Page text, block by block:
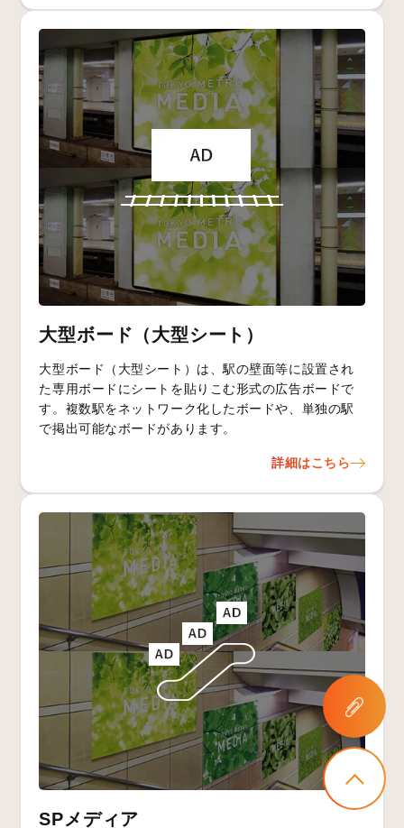
大型ボード（大型シート）
大型ボード（大型シート）は、駅の壁面等に設置され
た専用ボードにシートを貼りこむ形式の広告ボードで
す。複数駅をネットワーク化したボードや、単独の駅
で掲出可能なボードがあります。
詳細はこちら
SPメディア